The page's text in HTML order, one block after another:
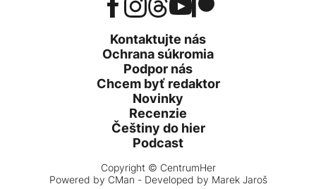
Kontaktujte nás
Ochrana súkromia
Podpor nás
Chcem byť redaktor
Novinky
Recenzie
Češtiny do hier
Podcast
Copyright © CentrumHer
Powered by CMan - Developed by Marek Jaroš